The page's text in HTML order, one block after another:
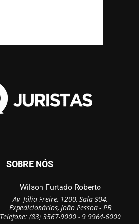
SOBRE NÓS
Wilson Furtado Roberto
Av. Júlia Freire, 1200, Sala 904,
Expedicionários, João Pessoa - PB
Telefone: (83) 3567-9000 - 9 9964-6000